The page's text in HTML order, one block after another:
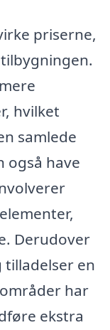
priserne,
hvilket
samlede
også have
Derudover
tilladelser en
har
ekstra